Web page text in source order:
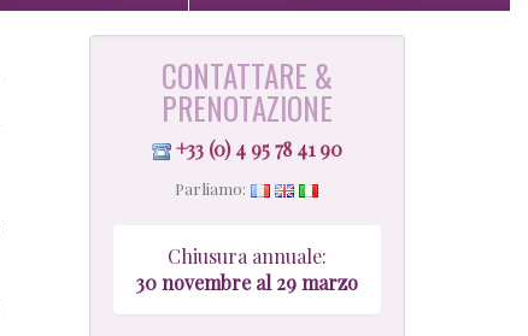
CONTATTARE &
PRENOTAZIONE
+33 (0) 4 95 78 41 90
Parliamo:
Chiusura annuale:
30 novembre al 29 marzo